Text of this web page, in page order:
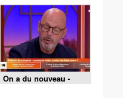
On a du nouveau -
Emission du 21-05-26